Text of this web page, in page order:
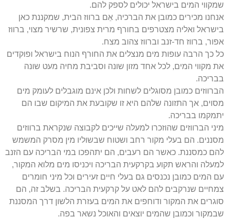
שמקווי המים בישראל יכולים לספק להם.
אנחנו מכירים כמובן את הברכיה, אֵם ברווז הבית, שמקננת כאן
בישראל ואליה מצטרפים בחורף מרית צפונית, שרשיר מצוי, ברווז
אפור, ברווז חד-זנב וברווז צהוב מצח.
כל כך הרבה עופות מים מנצלים את החורף הנוח בישראל ופוקדים
את מקווי המים, לכל אחד מזון שונה וסביבת מחיה מעט שונה
בבריכה.
הברווזים כמובן מסוגלים לשחות ולכן אינם מוגבלים לעומק מים
מסוים, אך התזונה שלהם היא זו שקובעת את המיקום שבו הם
יתמקמו בבריכה.
מיני הברווזים שהוזכרו למעלה שייכים לקבוצה שנקראת ברווזים
מסננים. הם בעלי מקור רחב ושטוח שבשוליו מין מסרק המשמש
להם כמסננת. כאשר הם רעבים, הם יתהפכו במי הבריכה עם הזנב
למעלה והראש תקוע בקרקעית הבריכה ויכניסו מים מלוא המקור,
עם המים כמובן נכנסים גם בעלי חיים זעירים וכל מיני חומרים
צמחיים שנרקבים להם לאט על קרקעית הבריכה. בשלב זה, הם
סוגרים את המקור ודוחפים את המים בעזרת הלשון דרך המסננת
שבמקור וכמובן שהמים יוצאים והאוכל נשאר בפה.